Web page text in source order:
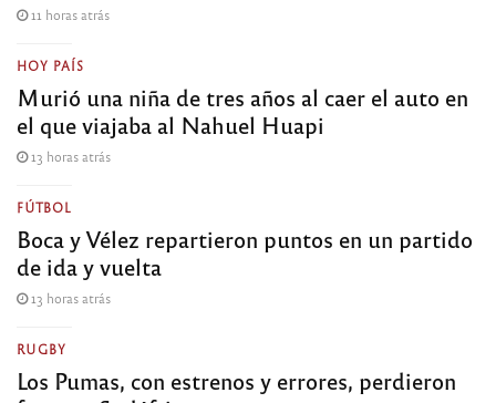
11 horas atrás
HOY PAÍS
Murió una niña de tres años al caer el auto en
el que viajaba al Nahuel Huapi
13 horas atrás
FÚTBOL
Boca y Vélez repartieron puntos en un partido
de ida y vuelta
13 horas atrás
RUGBY
Los Pumas, con estrenos y errores, perdieron